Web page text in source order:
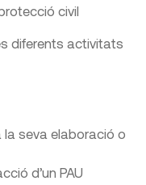
civil
diferents activitats
la seva elaboració o
d’un PAU